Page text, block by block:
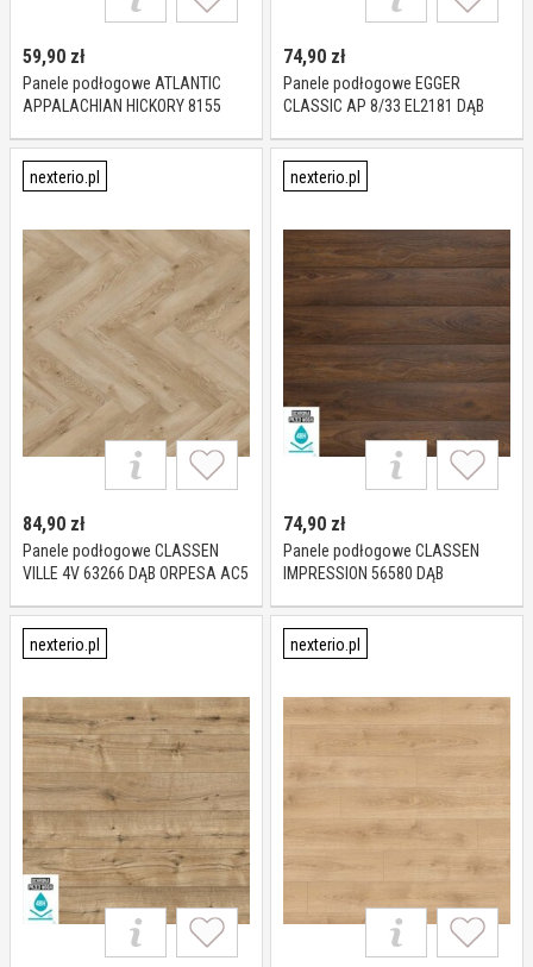
59,90 zł
Panele podłogowe ATLANTIC
APPALACHIAN HICKORY 8155
74,90 zł
Panele podłogowe EGGER
CLASSIC AP 8/33 EL2181 DĄB
nexterio.pl
84,90 zł
Panele podłogowe CLASSEN
VILLE 4V 63266 DĄB ORPESA AC5
nexterio.pl
74,90 zł
Panele podłogowe CLASSEN
IMPRESSION 56580 DĄB
nexterio.pl nexterio.pl